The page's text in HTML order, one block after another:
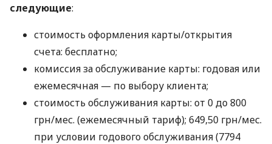
следующие:
стоимость оформления карты/открытия
счета: бесплатно;
комиссия за обслуживание карты: годовая или
ежемесячная — по выбору клиента;
стоимость обслуживания карты: от 0 до 800
грн/мес. (ежемесячный тариф); 649,50 грн/мес.
при условии годового обслуживания (7794